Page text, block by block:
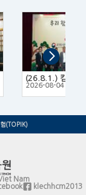
2026-08-04
험(TOPIK)
Nam
klechhcm2013